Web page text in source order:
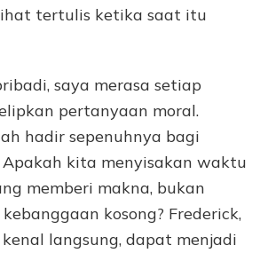
tertulis ketika saat itu
saya merasa setiap
pertanyaan moral.
hadir sepenuhnya bagi
kita menyisakan waktu
memberi makna, bukan
kosong? Frederick,
langsung, dapat menjadi